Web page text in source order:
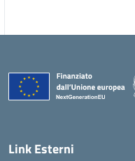
Link Esterni